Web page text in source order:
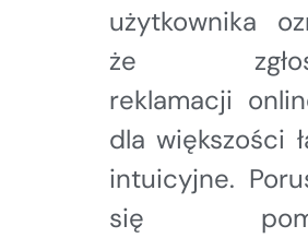
użytkownika
że
reklamacji
dla większości
intuicyjne.
się